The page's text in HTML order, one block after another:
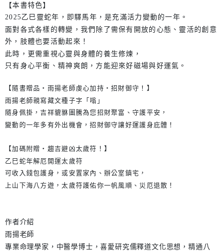
【本書特色】
2025乙巳靈蛇年，即驛馬年，是充滿活力變動的一年。
面對各式各樣的轉變，我們除了需保有開放的心態、靈活的創意
外，肢體也要活動起來！
此時，更需重視心靈與身體的養生修煉，
只有身心平衡、精神爽朗，方能迎來好磁場與好運氣。
【隨書贈品‧雨揚老師虔心加持‧招財御守！】
雨揚老師親寫藏文種子字「嗡」
隨身佩掛，吉祥貔貅圖騰為您招財聚富、守護平安，
變動的一年多有外出機會，招財御守讓好運護身庇體！
【加碼附贈‧趨吉避凶太歲符！】
乙巳蛇年解厄開運太歲符
可收入錢包護身，或安置家內、辦公室鎮宅，
上山下海八方遊，太歲符護佑你一帆風順、災厄退散！
作者介紹
雨揚老師
專業命理學家，中醫學博士，喜愛研究儒釋道文化思想，精通八